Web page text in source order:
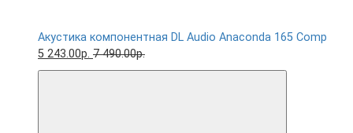
Акустика компонентная DL Audio Anaconda 165 Comp
5 243.00р. 7 490.00р.